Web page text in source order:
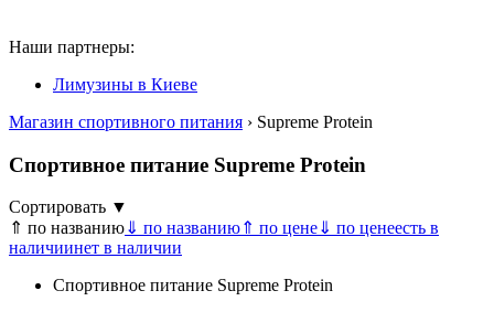
Наши партнеры:
Лимузины в Киеве
Магазин спортивного питания › Supreme Protein
Спортивное питание Supreme Protein
Сортировать ▼
⇑ по названию⇓ по названию⇑ по цене⇓ по ценеесть в
наличиинет в наличии
Спортивное питание Supreme Protein